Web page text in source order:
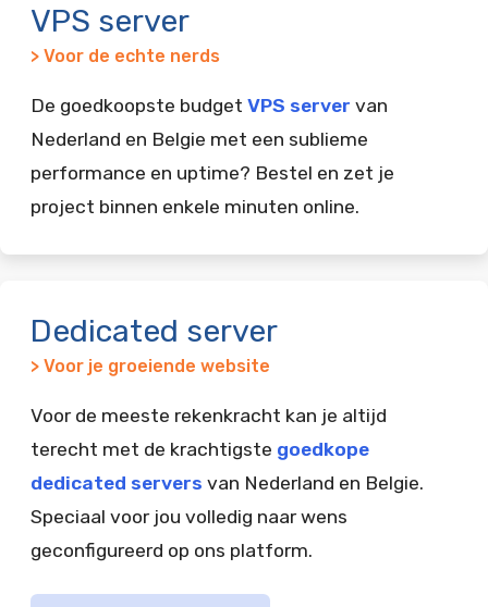
VPS server
> Voor de echte nerds
De goedkoopste budget VPS server van
Nederland en Belgie met een sublieme
performance en uptime? Bestel en zet je
project binnen enkele minuten online.
Dedicated server
> Voor je groeiende website
Voor de meeste rekenkracht kan je altijd
terecht met de krachtigste goedkope
dedicated servers van Nederland en Belgie.
Speciaal voor jou volledig naar wens
geconfigureerd op ons platform.